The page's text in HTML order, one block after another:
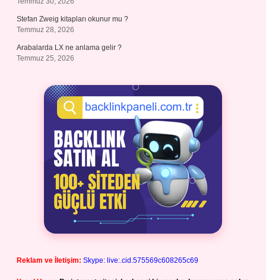
Stefan Zweig kitapları okunur mu ?
Temmuz 28, 2026
Arabalarda LX ne anlama gelir ?
Temmuz 25, 2026
Reklam ve İletişim: Skype: live:.cid.575569c608265c69